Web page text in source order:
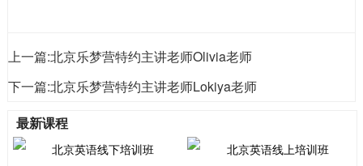
上一篇:北京乐梦营特约主讲老师Olivia老师
下一篇:北京乐梦营特约主讲老师Lokiya老师
最新课程